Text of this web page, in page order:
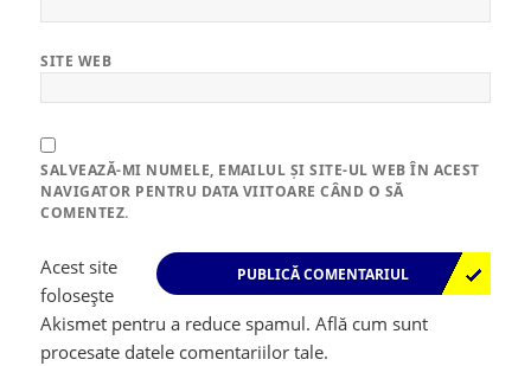
SITE WEB
SALVEAZĂ-MI NUMELE, EMAILUL ȘI SITE-UL WEB ÎN ACEST
NAVIGATOR PENTRU DATA VIITOARE CÂND O SĂ
COMENTEZ.
Acest site
folosește
Akismet pentru a reduce spamul.Află cum sunt
procesate datele comentariilor tale.